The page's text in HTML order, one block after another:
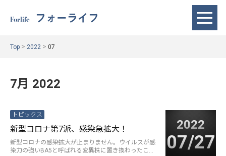
Forlife フォーライフ
Top > 2022 > 07
7月 2022
トピックス
新型コロナ第7派、感染急拡大！
新型コロナの感染拡大が止まりません。ウイルスが感
染力の強いBA5と呼ばれる変異株に置き換わったこと
2022
07/27